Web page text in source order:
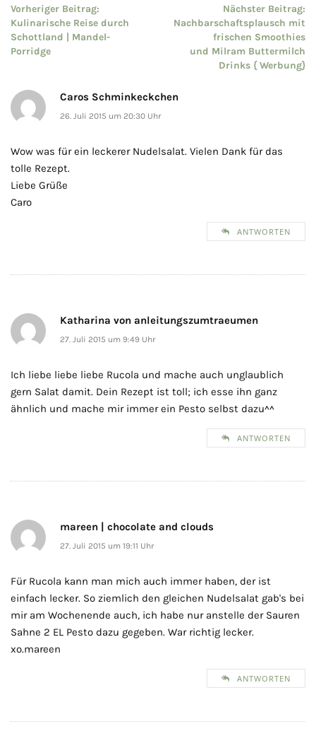
Beitragsnavigation
Vorheriger Beitrag:
Kulinarische Reise durch
Schottland | Mandel-
Porridge
Nächster Beitrag:
Nachbarschaftsplausch mit
frischen Smoothies
und Milram Buttermilch
Drinks { Werbung}
Caros Schminkeckchen
26. Juli 2015 um 20:30 Uhr
Wow was für ein leckerer Nudelsalat. Vielen Dank für das
tolle Rezept.
Liebe Grüße
Caro
ANTWORTEN
Katharina von anleitungszumtraeumen
27. Juli 2015 um 9:49 Uhr
Ich liebe liebe liebe Rucola und mache auch unglaublich
gern Salat damit. Dein Rezept ist toll; ich esse ihn ganz
ähnlich und mache mir immer ein Pesto selbst dazu^^
ANTWORTEN
mareen | chocolate and clouds
27. Juli 2015 um 19:11 Uhr
Für Rucola kann man mich auch immer haben, der ist
einfach lecker. So ziemlich den gleichen Nudelsalat gab's bei
mir am Wochenende auch, ich habe nur anstelle der Sauren
Sahne 2 EL Pesto dazu gegeben. War richtig lecker.
xo.mareen
ANTWORTEN